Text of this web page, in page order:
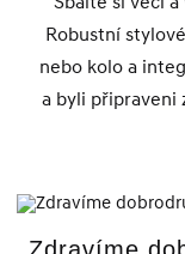
Robustní
nebo kolo a
a byli připraveni